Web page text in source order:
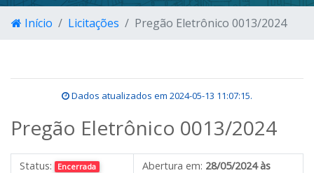
Início Licitações Pregão Eletrônico 0013/2024
Dados atualizados em 2024-05-13 11:07:15.
Pregão Eletrônico 0013/2024
Status: Encerrada Abertura em: 28/05/2024 às